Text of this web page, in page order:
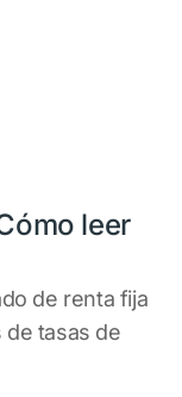
leer
de renta fija
de tasas de